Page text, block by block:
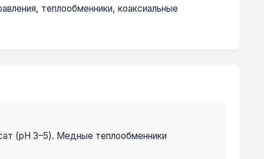
теплообменники, коаксиальные
(pH 3–5). Медные теплообменники